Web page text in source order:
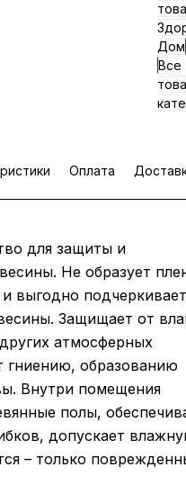
Дом
Все
Оплата
для защиты и
Не образует
выгодно подчеркивает
Защищает от
атмосферных
гниению, образованию
Внутри помещения
полы,
допускает
– только